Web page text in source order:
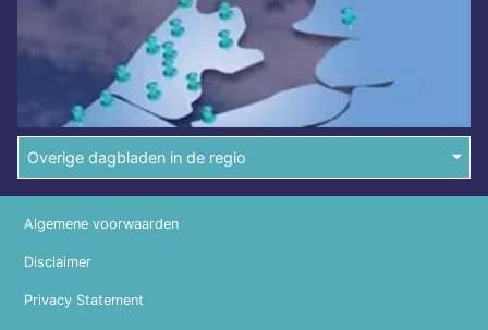
Overige dagbladen in de regio
Algemene voorwaarden
Disclaimer
Privacy Statement